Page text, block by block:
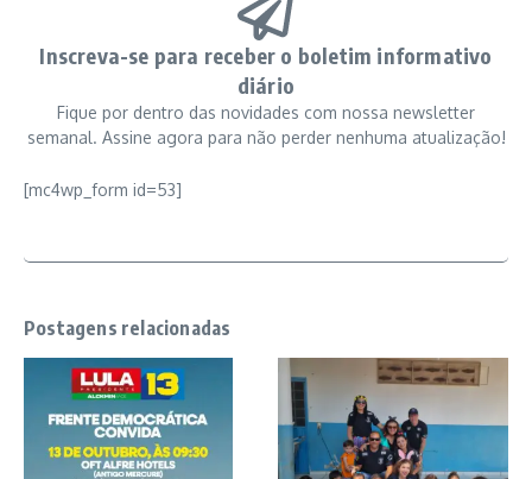
Inscreva-se para receber o boletim informativo
diário
Fique por dentro das novidades com nossa newsletter
semanal. Assine agora para não perder nenhuma atualização!
[mc4wp_form id=53]
Postagens relacionadas